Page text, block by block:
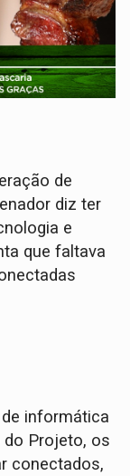
de
diz ter
e
que faltava
informática
do Projeto, os
conectados,